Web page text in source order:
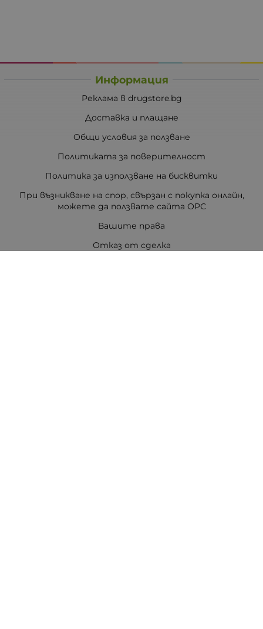
Информация
Реклама в drugstore.bg
Доставка и плащане
Общи условия за ползване
Политиката за поверителност
Политика за използване на бисквитки
При възникване на спор, свързан с покупка онлайн,
можете да ползвате сайта ОРС
Вашите права
Отказ от сделка